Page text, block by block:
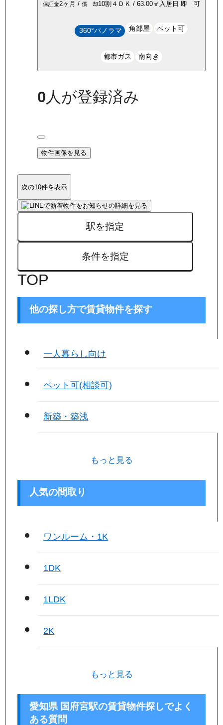
保証金2ヶ月 / 償 却10割 ４ＤＫ / 63.00㎡ 入居日 即 可
360°パノラマ 角部屋 ペット可
都市ガス 南向き
0人が登録済み
物件画像を見る
次の10件を表示
駅を指定
条件を指定
TOP
他の探し方で賃貸物件を探す
一人暮らし向け
ペット可(相談可)
新築・築浅
もっと見る
人気の間取り
ワンルーム・1K
1DK
1LDK
2K
もっと見る
愛知県 国府宮駅の賃貸物件探しでよく
ある質問